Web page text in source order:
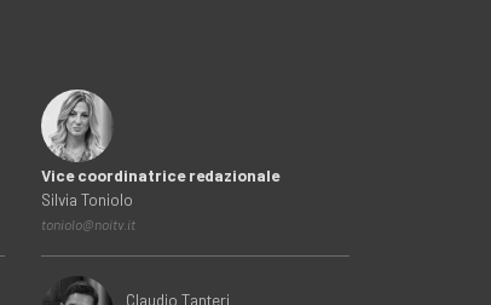
Vice coordinatrice redazionale
Silvia Toniolo
toniolo@noitv.it
Claudio Tanteri